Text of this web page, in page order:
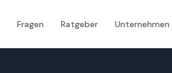
Fragen Ratgeber Unternehmen